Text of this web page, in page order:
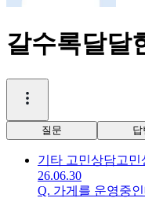
갈수록달달
질문 답
기타 고민상담고민
26.06.30
Q. 가게를 운영중